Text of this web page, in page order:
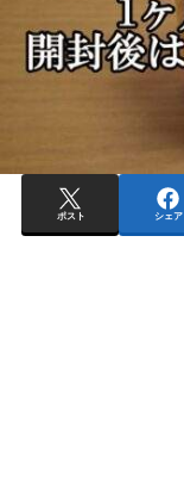
ポスト シェア